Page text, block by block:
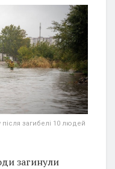
загибелі 10 людей
загинули